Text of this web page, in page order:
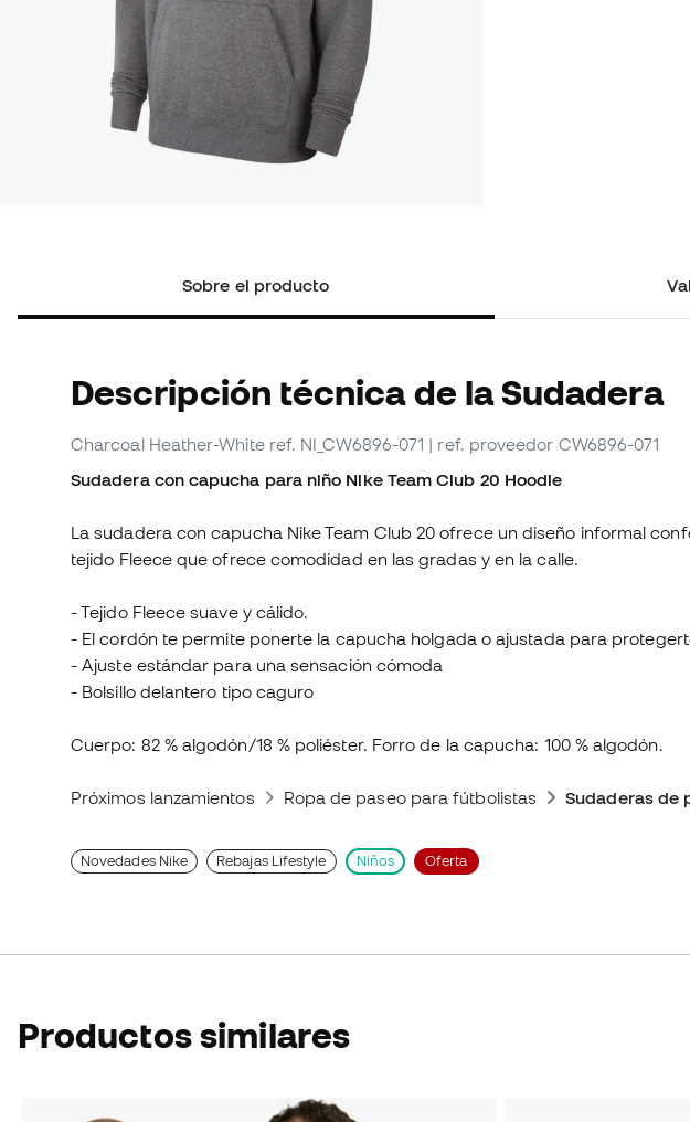
Sobre el producto
Descripción técnica de la Sudadera
Charcoal Heather-White ref. NI_CW6896-071 | ref. proveedor CW6896-071
Sudadera con capucha para niño Nike Team Club 20 Hoodie
La sudadera con capucha Nike Team Club 20 ofrece un diseño informal
tejido Fleece que ofrece comodidad en las gradas y en la calle.
- Tejido Fleece suave y cálido.
- El cordón te permite ponerte la capucha holgada o ajustada para
- Ajuste estándar para una sensación cómoda
- Bolsillo delantero tipo caguro
Cuerpo: 82 % algodón/18 % poliéster. Forro de la capucha: 100 % algodón.
Próximos lanzamientos Ropa de paseo para fútbolistas Sudaderas de
Novedades Nike Rebajas Lifestyle Niños Oferta
Productos similares